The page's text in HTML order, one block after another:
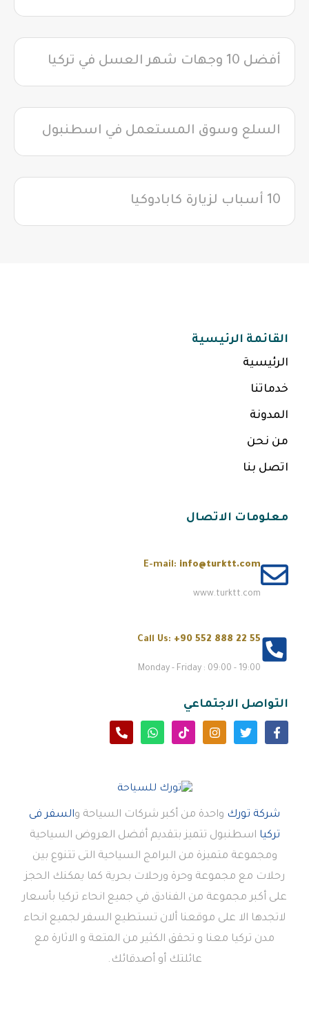
أفضل 10 وجهات شهر العسل في تركيا
السلع وسوق المستعمل في اسطنبول
10 أسباب لزيارة كابادوكيا
القائمة الرئيسية
الرئيسية
خدماتنا
المدونة
من نحن
اتصل بنا
معلومات الاتصال
E-mail: info@turktt.com
www.turktt.com
Call Us: +90 552 888 22 55
Monday - Friday : 09:00 - 19:00
التواصل الاجتماعي
شركة تورك واحدة من أكبر شركات السياحة والسفر فى
تركيا اسطنبول تتميز بتقديم أفضل العروض السياحية
ومجموعة متميزة من البرامج السياحية التى تتنوع بين
رحلات مع مجموعة وحرة ورحلات بحرية كما يمكنك الحجز
على أكبر مجموعة من الفنادق في جميع انحاء تركيا بأسعار
لاتجدها الا على موقعنا ألان تستطيع السفر لجميع انحاء
مدن تركيا معنا و تحقق الكثير من المتعة و الاثارة مع
عائلتك أو أصدقائك.